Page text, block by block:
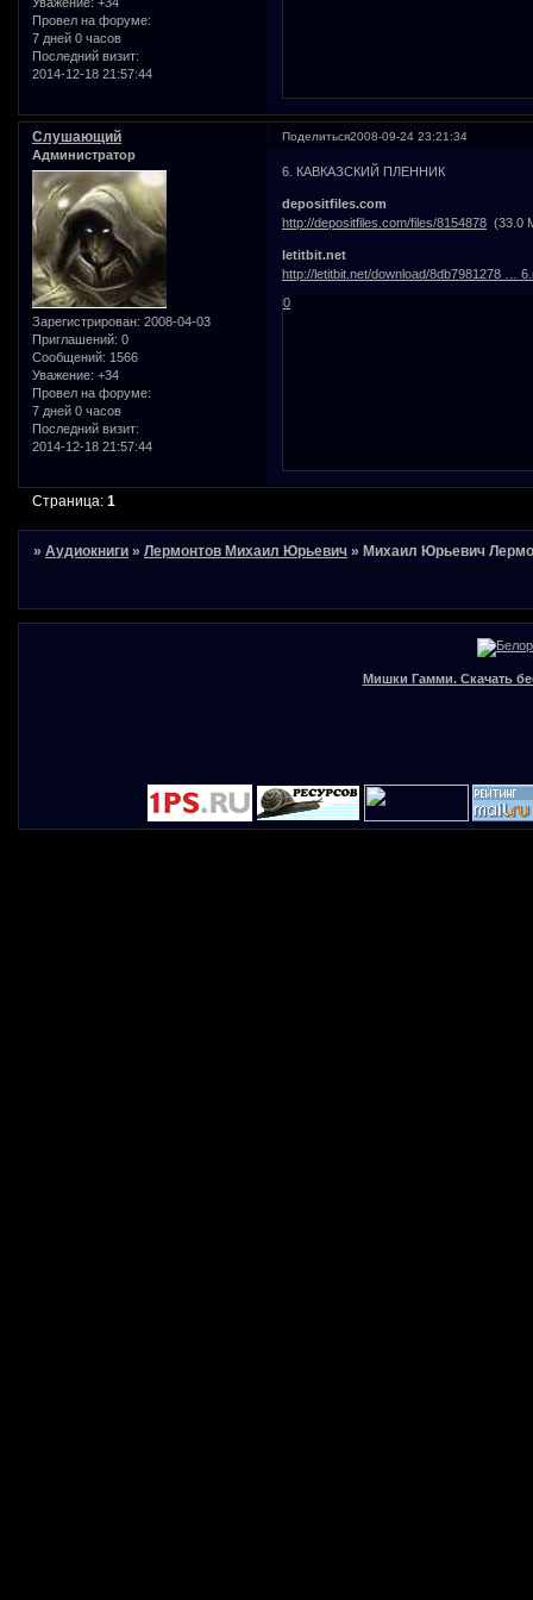
Провел на форуме:
7 дней 0 часов
Последний визит:
2014-12-18 21:57:44
Поделиться2008-09-24 23:21:34
Слушающий
Администратор
Зарегистрирован: 2008-04-03
Приглашений: 0
Сообщений: 1566
Уважение: +34
Провел на форуме:
7 дней 0 часов
Последний визит:
2014-12-18 21:57:44
6. КАВКАЗСКИЙ ПЛЕННИК
depositfiles.com
http://depositfiles.com/files/8154878 (33.0
letitbit.net
http://letitbit.net/download/8db7981278 …
0
Страница:1
»Аудиокниги »Лермонтов Михаил Юрьевич » Михаил Юрьевич
Мишки Гамми. Скачать